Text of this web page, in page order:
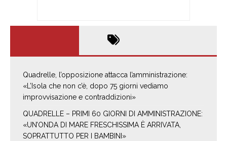
Quadrelle, l’opposizione attacca l’amministrazione:
«L’Isola che non c’è, dopo 75 giorni vediamo
improvvisazione e contraddizioni»
QUADRELLE – PRIMI 60 GIORNI DI AMMINISTRAZIONE:
«UN’ONDA DI MARE FRESCHISSIMA È ARRIVATA,
SOPRATTUTTO PER I BAMBINI»